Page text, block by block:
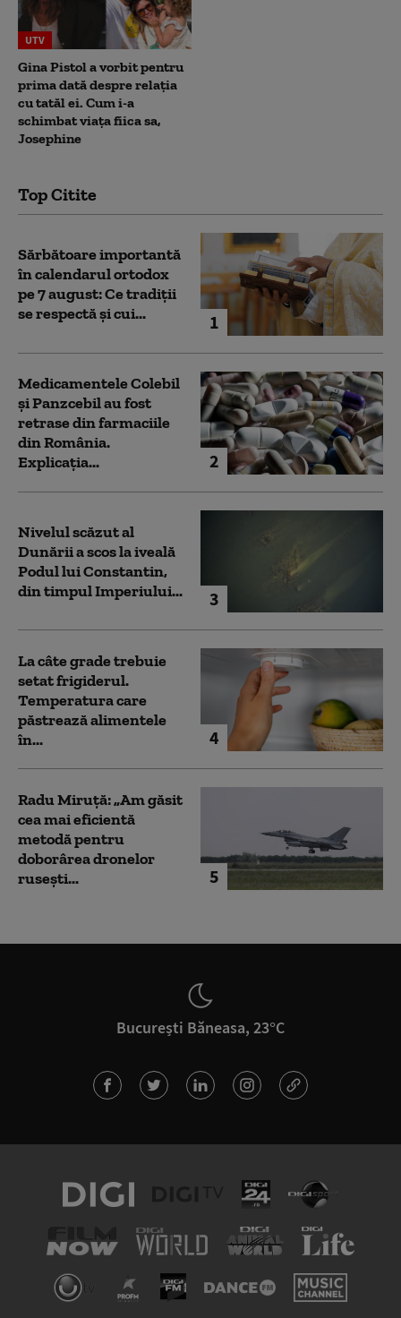
UTV
Gina Pistol a vorbit pentru
prima dată despre relația
cu tatăl ei. Cum i-a
schimbat viața fiica sa,
Josephine
Top Citite
1
Sărbătoare importantă
în calendarul ortodox
pe 7 august: Ce tradiții
se respectă și cui...
2
Medicamentele Colebil
și Panzcebil au fost
retrase din farmaciile
din România.
Explicația...
3
Nivelul scăzut al
Dunării a scos la iveală
Podul lui Constantin,
din timpul Imperiului...
4
La câte grade trebuie
setat frigiderul.
Temperatura care
păstrează alimentele
în...
5
Radu Miruță: „Am găsit
cea mai eficientă
metodă pentru
doborârea dronelor
rusești...
București Băneasa, 23°C